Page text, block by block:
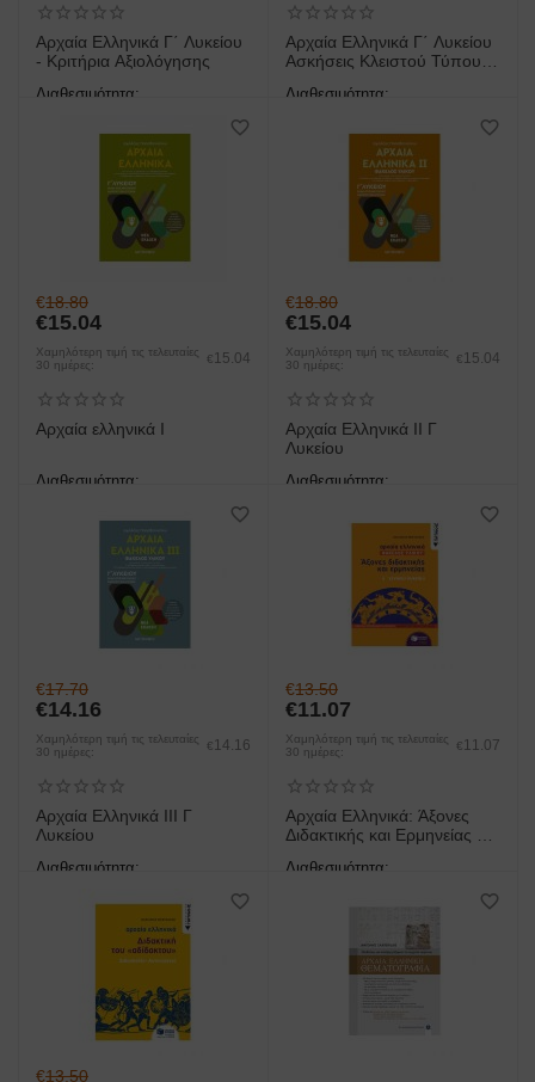
Αρχαία Ελληνικά Γ΄ Λυκείου
- Κριτήρια Αξιολόγησης
Διαθεσιμότητα:
Αρχαία Ελληνικά Γ΄ Λυκείου
Ασκήσεις Κλειστού Τύπου
Διαθεσιμότητα:
€18.80
€15.04
Χαμηλότερη τιμή τις τελευταίες
30 ημέρες:
€ 15.04
Αρχαία ελληνικά Ι
Διαθεσιμότητα:
€18.80
€15.04
Χαμηλότερη τιμή τις τελευταίες
30 ημέρες:
€ 15.04
Αρχαία Ελληνικά ΙΙ Γ
Λυκείου
Διαθεσιμότητα:
€17.70
€14.16
Χαμηλότερη τιμή τις τελευταίες
30 ημέρες:
€ 14.16
Αρχαία Ελληνικά ΙΙΙ Γ
Λυκείου
Διαθεσιμότητα:
έως 3 ημέρες
€13.50
€11.07
Χαμηλότερη τιμή τις τελευταίες
30 ημέρες:
€ 11.07
Αρχαία Ελληνικά: Άξονες
Διδακτικής και Ερμηνείας Γ΄
Διαθεσιμότητα:
€13.50